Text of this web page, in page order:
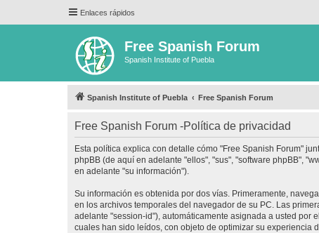
Enlaces rápidos
Free Spanish Forum
Spanish Institute of Puebla
Spanish Institute of Puebla Free Spanish Forum
Free Spanish Forum -Política de privacidad
Esta política explica con detalle cómo "Free Spanish Forum"
phpBB (de aquí en adelante "ellos", "sus", "software phpBB",
en adelante "su información").
Su información es obtenida por dos vías. Primeramente,
en los archivos temporales del navegador de su PC. Las
adelante "session-id"), automáticamente asignada a usted por
cuales han sido leídos, con objeto de optimizar su experiencia